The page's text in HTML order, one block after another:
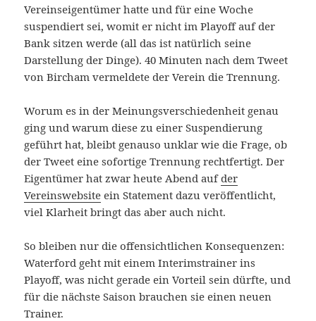
Vereinseigentümer hatte und für eine Woche
suspendiert sei, womit er nicht im Playoff auf der
Bank sitzen werde (all das ist natürlich seine
Darstellung der Dinge). 40 Minuten nach dem Tweet
von Bircham vermeldete der Verein die Trennung.
Worum es in der Meinungsverschiedenheit genau
ging und warum diese zu einer Suspendierung
geführt hat, bleibt genauso unklar wie die Frage, ob
der Tweet eine sofortige Trennung rechtfertigt. Der
Eigentümer hat zwar heute Abend aufder
Vereinswebsite ein Statement dazu veröffentlicht,
viel Klarheit bringt das aber auch nicht.
So bleiben nur die offensichtlichen Konsequenzen:
Waterford geht mit einem Interimstrainer ins
Playoff, was nicht gerade ein Vorteil sein dürfte, und
für die nächste Saison brauchen sie einen neuen
Trainer.